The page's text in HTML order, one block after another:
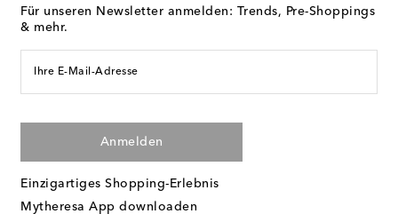
Für unseren Newsletter anmelden: Trends, Pre-Shoppings
& mehr.
Ihre E-Mail-Adresse
Anmelden
Einzigartiges Shopping-Erlebnis
Mytheresa App downloaden